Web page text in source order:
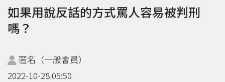
如果用說反話的方式罵人容易被判刑
嗎？
匿名（一般會員）
2022-10-28 05:50